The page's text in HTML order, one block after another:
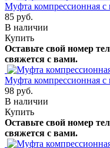
Муфта компрессионная с
85 руб.
В наличии
Купить
Оставьте свой номер
свяжется с вами.
Муфта компрессионная с
98 руб.
В наличии
Купить
Оставьте свой номер
свяжется с вами.